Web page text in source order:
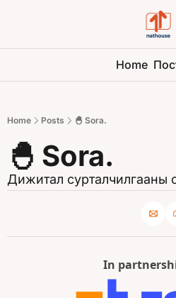
Home
Home Posts 🐣 Sora.
🐣 Sora.
Дижитал сурталчилгааны
In